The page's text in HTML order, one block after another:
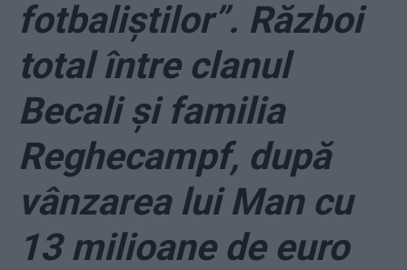
fotbaliştilor”. Război
total între clanul
Becali și familia
Reghecampf, după
vânzarea lui Man cu
13 milioane de euro